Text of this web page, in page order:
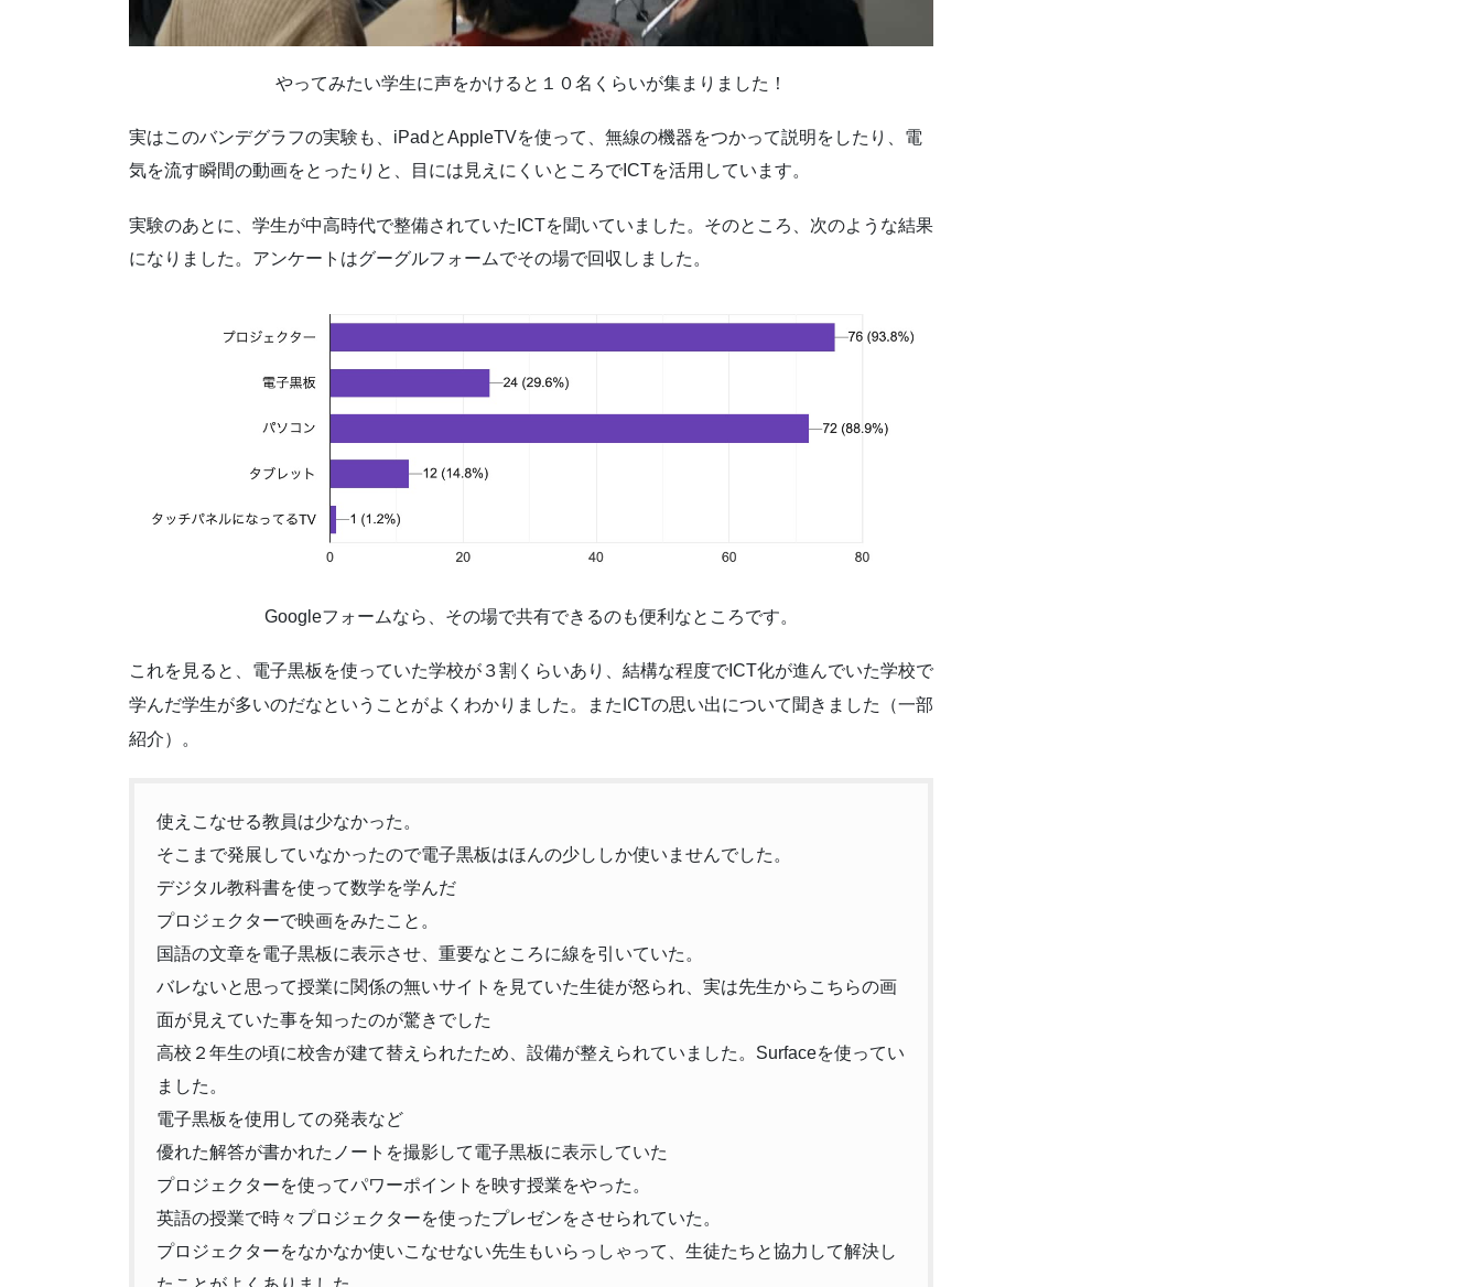
やってみたい学生に声をかけると１０名くらいが集まりました！
実はこのバンデグラフの実験も、iPadとAppleTVを使って、無線の機器をつかって説明をしたり、電
気を流す瞬間の動画をとったりと、目には見えにくいところでICTを活用しています。
実験のあとに、学生が中高時代で整備されていたICTを聞いていました。そのところ、次のような結果
になりました。アンケートはグーグルフォームでその場で回収しました。
Googleフォームなら、その場で共有できるのも便利なところです。
これを見ると、電子黒板を使っていた学校が３割くらいあり、結構な程度でICT化が進んでいた学校で
学んだ学生が多いのだなということがよくわかりました。
またICTの思い出について聞きました（一部
紹介）。
使えこなせる教員は少なかった。
そこまで発展していなかったので電子黒板はほんの少ししか使いませんでした。
デジタル教科書を使って数学を学んだ
プロジェクターで映画をみたこと。
国語の文章を電子黒板に表示させ、重要なところに線を引いていた。
バレないと思って授業に関係の無いサイトを見ていた生徒が怒られ、実は先生からこちらの画
面が見えていた事を知ったのが驚きでした
高校２年生の頃に校舎が建て替えられたため、設備が整えられていました。Surfaceを使ってい
ました。
電子黒板を使用しての発表など
優れた解答が書かれたノートを撮影して電子黒板に表示していた
プロジェクターを使ってパワーポイントを映す授業をやった。
英語の授業で時々プロジェクターを使ったプレゼンをさせられていた。
プロジェクターをなかなか使いこなせない先生もいらっしゃって、生徒たちと協力して解決し